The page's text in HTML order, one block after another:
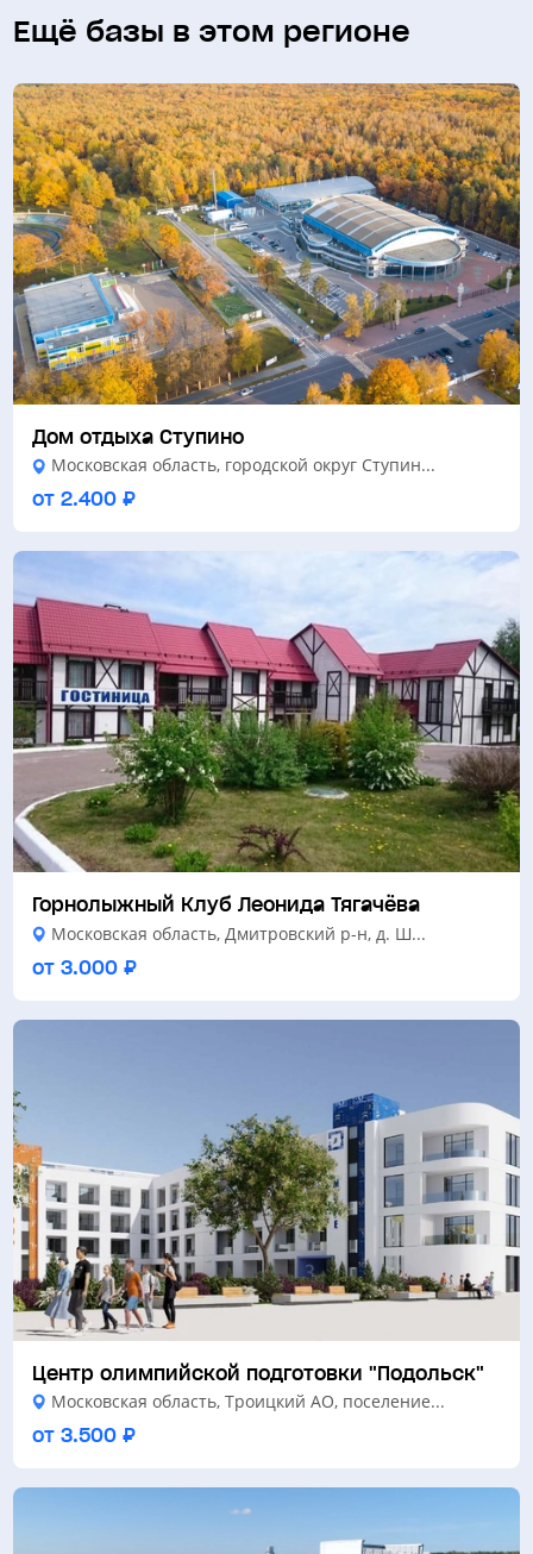
Ещё базы в этом регионе
Дом отдыха Ступино
Московская область, городской округ Ступин...
от 2.400 ₽
Горнолыжный Клуб Леонида Тягачёва
Московская область, Дмитровский р-н, д. Ш...
от 3.000 ₽
Центр олимпийской подготовки "Подольск"
Московская область, Троицкий АО, поселение...
от 3.500 ₽